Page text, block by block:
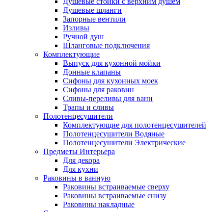
Душевые шланги
Запорные вентили
Изливы
Ручной душ
Шланговые подключения
Комплектующие
Выпуск для кухонной мойки
Донные клапаны
Сифоны для кухонных моек
Сифоны для раковин
Сливы-переливы для ванн
Трапы и сливы
Полотенцесушители
Комплектующие для полотенцесушителей
Полотенцесушители Водяные
Полотенцесушители Электрические
Предметы Интерьера
Для декора
Для кухни
Раковины в ванную
Раковины встраиваемые сверху
Раковины встраиваемые снизу
Раковины накладные